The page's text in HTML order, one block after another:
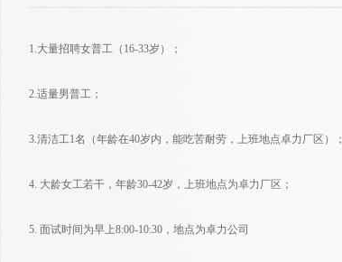
1.大量招聘女普工（16-33岁）；
2.适量男普工；
3.清洁工1名（年龄在40岁内，能吃苦耐劳，上班地点卓力厂区）；
4. 大龄女工若干，年龄30-42岁，上班地点为卓力厂区；
5. 面试时间为早上8:00-10:30，地点为卓力公司